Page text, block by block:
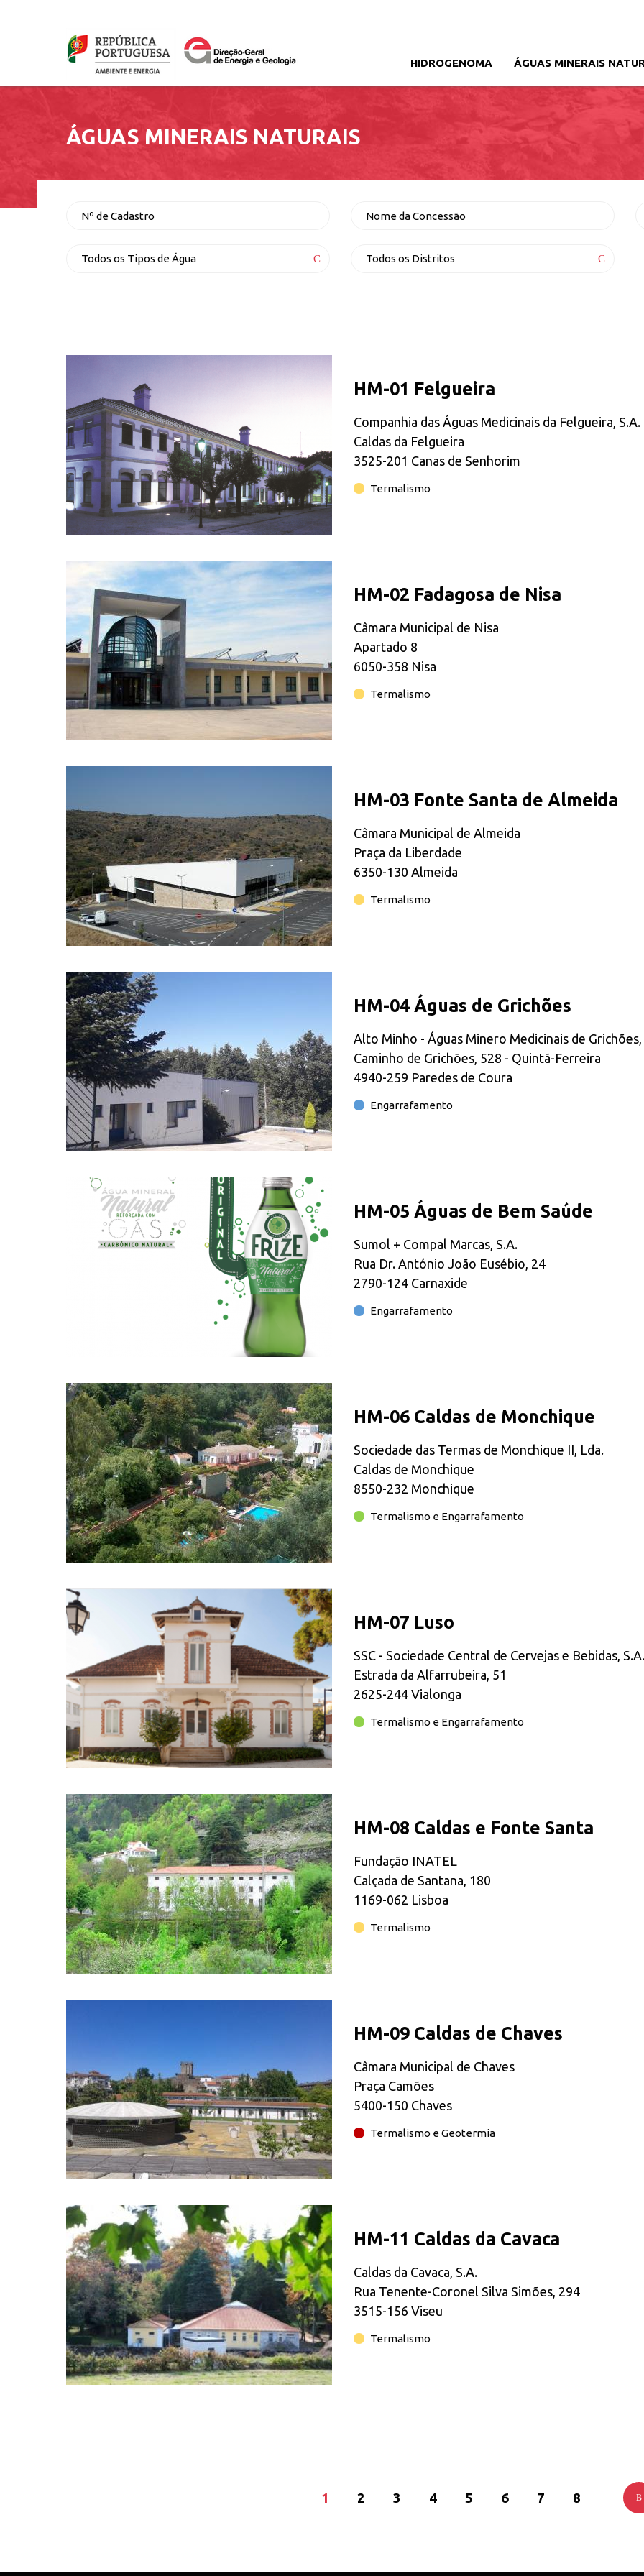
Logo
MenuHIDROGENOMA ÁGUAS MINERAIS
ÁGUAS MINERAIS NATURAIS
Nº de
Nome
TipoTodos os Tipos de Água Distrito
Todos os Distritos
HM-01 Felgueira
Companhia das Águas Medicinais da Felgueira, S.A.
Caldas da Felgueira
3525-201 Canas de Senhorim
Termalismo
HM-02 Fadagosa de Nisa
Câmara Municipal de Nisa
Apartado 8
6050-358 Nisa
Termalismo
HM-03 Fonte Santa de Almeida
Câmara Municipal de Almeida
Praça da Liberdade
6350-130 Almeida
Termalismo
HM-04 Águas de Grichões
Alto Minho - Águas Minero Medicinais de Grichões,
Caminho de Grichões, 528 - Quintã-Ferreira
4940-259 Paredes de Coura
Engarrafamento
HM-05 Águas de Bem Saúde
Sumol + Compal Marcas, S.A.
Rua Dr. António João Eusébio, 24
2790-124 Carnaxide
Engarrafamento
HM-06 Caldas de Monchique
Sociedade das Termas de Monchique II, Lda.
Caldas de Monchique
8550-232 Monchique
Termalismo e Engarrafamento
HM-07 Luso
SSC - Sociedade Central de Cervejas e Bebidas, S.A.
Estrada da Alfarrubeira, 51
2625-244 Vialonga
Termalismo e Engarrafamento
HM-08 Caldas e Fonte Santa
Fundação INATEL
Calçada de Santana, 180
1169-062 Lisboa
Termalismo
HM-09 Caldas de Chaves
Câmara Municipal de Chaves
Praça Camões
5400-150 Chaves
Termalismo e Geotermia
HM-11 Caldas da Cavaca
Caldas da Cavaca, S.A.
Rua Tenente-Coronel Silva Simões, 294
3515-156 Viseu
Termalismo
Página
1 Page
2 Page
3 Page
4 Page
5 Page
6 Page
7 Page
8